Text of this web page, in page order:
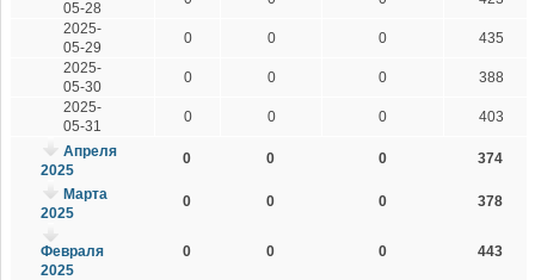
05-28
2025-
05-29
0 0 0
435
2025-
05-30
0 0 0
388
2025-
05-31
0 0 0 403
Апреля
2025
0 0 0 374
Марта
2025
0 0 0 378
Февраля
2025
0 0 0 443